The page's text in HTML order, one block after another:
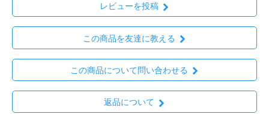
レビューを投稿
この商品を友達に教える
この商品について問い合わせる
返品について